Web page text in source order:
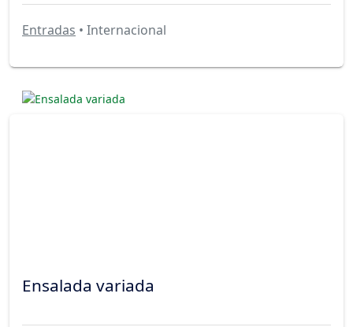
Entradas • Internacional
Ensalada variada